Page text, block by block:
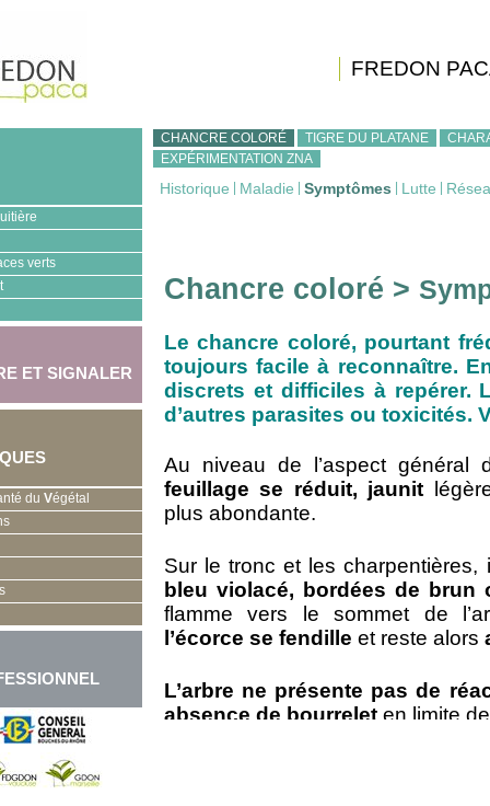
FREDON
verts
ET SIGNALER
du Végétal
CHANCRE COLORÉ TIGRE DU PLATANE
EXPÉRIMENTATION ZNA
Historique Maladie Symptômes Lutte
Chancre coloré >
Le chancre coloré, pourtant
toujours facile à reconnaître.
discrets et difficiles à repérer.
d’autres parasites ou toxicités.
Au niveau de l’aspect
feuillage se réduit, jaunit
plus abondante.
Sur le tronc et les
bleu violacé, bordées de brun
flamme vers le sommet de
l’écorce se fendille et reste alors
L’arbre ne présente pas de
absence de bourrelet en limite